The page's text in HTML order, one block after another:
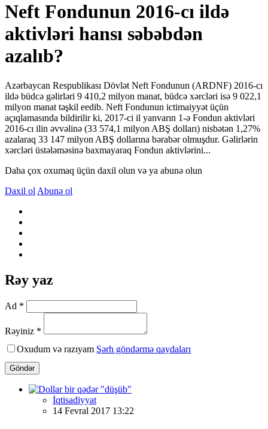
Neft Fondunun 2016-cı ildə
aktivləri hansı səbəbdən
azalıb?
Azərbaycan Respublikası Dövlət Neft Fondunun (ARDNF) 2016-cı
ildə büdcə gəlirləri 9 410,2 milyon manat, büdcə xərcləri isə 9 022,1
milyon manat təşkil eedib. Neft Fondunun ictimaiyyət üçün
açıqlamasında bildirilir ki, 2017-ci il yanvarın 1-ə Fondun aktivləri
2016-cı ilin əvvəlinə (33 574,1 milyon ABŞ dolları) nisbətən 1,27%
azalaraq 33 147 milyon ABŞ dollarına bərabər olmuşdur. Gəlirlərin
xərcləri üstələməsinə baxmayaraq Fondun aktivlərini...
Daha çox oxumaq üçün daxil olun və ya abunə olun
Daxil ol Abunə ol
Rəy yaz
Ad *
Rəyiniz *
Oxudum və razıyam Şərh göndərmə qaydaları
Göndər
İqtisadiyyat
14 Fevral 2017 13:22